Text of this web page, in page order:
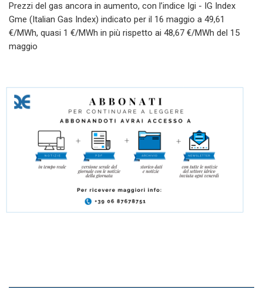
Prezzi del gas ancora in aumento, con l’indice Igi - IG Index
Gme (Italian Gas Index) indicato per il 16 maggio a 49,61
€/MWh, quasi 1 €/MWh in più rispetto ai 48,67 €/MWh del 15
maggio